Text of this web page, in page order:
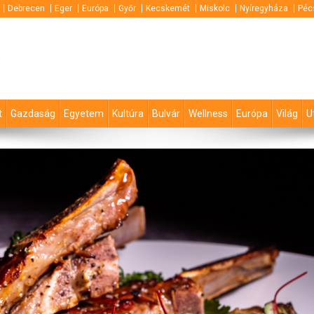
Debrecen Eger Európa Győr Kecskemét Miskolc Nyíregyháza
Gazdaság Egyetem Kultúra Bulvár Wellness Európa Világ